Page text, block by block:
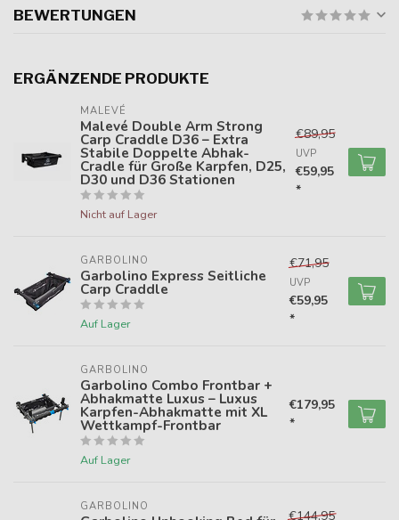
BEWERTUNGEN
ERGÄNZENDE PRODUKTE
MALEVÉ
Malevé Double Arm Strong
Carp Craddle D36 – Extra
Stabile Doppelte Abhak-
Cradle für Große Karpfen, D25,
D30 und D36 Stationen
Nicht auf Lager
€89,95
UVP
€59,95
*
GARBOLINO
Garbolino Express Seitliche
Carp Craddle
Auf Lager
€71,95
UVP
€59,95
*
GARBOLINO
Garbolino Combo Frontbar +
Abhakmatte Luxus – Luxus
Karpfen-Abhakmatte mit XL
Wettkampf-Frontbar
Auf Lager
€179,95
*
GARBOLINO
€144,95